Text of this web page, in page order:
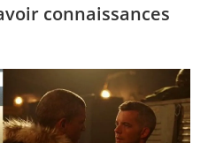
connaissances